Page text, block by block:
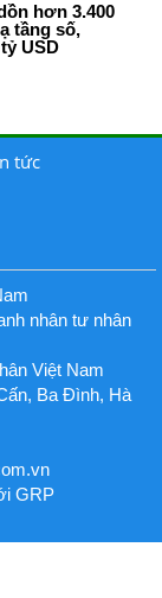
hơn 3.400
tầng số,
USD
tức
nhân tư nhân
Việt Nam
Ba Đình, Hà
GRP